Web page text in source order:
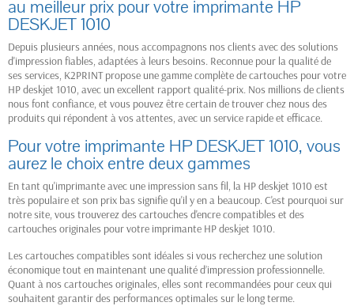
au meilleur prix pour votre imprimante HP
DESKJET 1010
Depuis plusieurs années, nous accompagnons nos clients avec des solutions
d'impression fiables, adaptées à leurs besoins. Reconnue pour la qualité de
ses services, K2PRINT propose une gamme complète de cartouches pour votre
HP deskjet 1010, avec un excellent rapport qualité-prix. Nos millions de clients
nous font confiance, et vous pouvez être certain de trouver chez nous des
produits qui répondent à vos attentes, avec un service rapide et efficace.
Pour votre imprimante HP DESKJET 1010, vous
aurez le choix entre deux gammes
En tant qu'imprimante avec une impression sans fil, la HP deskjet 1010 est
très populaire et son prix bas signifie qu'il y en a beaucoup. C'est pourquoi sur
notre site, vous trouverez des cartouches d'encre compatibles et des
cartouches originales pour votre imprimante HP deskjet 1010.
Les cartouches compatibles sont idéales si vous recherchez une solution
économique tout en maintenant une qualité d’impression professionnelle.
Quant à nos cartouches originales, elles sont recommandées pour ceux qui
souhaitent garantir des performances optimales sur le long terme.